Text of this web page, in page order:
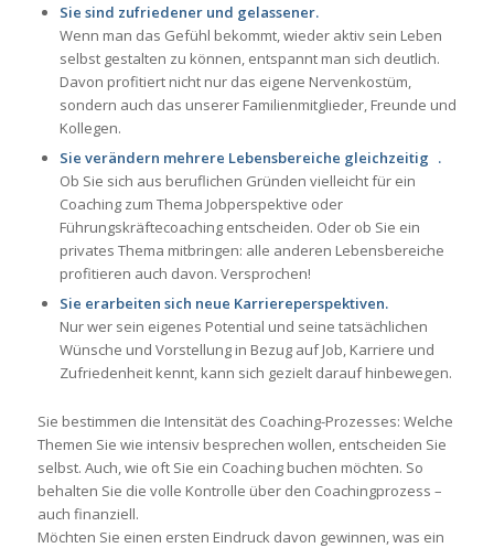
Sie sind zufriedener und gelassener.
Wenn man das Gefühl bekommt, wieder aktiv sein Leben
selbst gestalten zu können, entspannt man sich deutlich.
Davon profitiert nicht nur das eigene Nervenkostüm,
sondern auch das unserer Familienmitglieder, Freunde und
Kollegen.
Sie verändern mehrere Lebensbereiche gleichzeitig .
Ob Sie sich aus beruflichen Gründen vielleicht für ein
Coaching zum Thema Jobperspektive oder
Führungskräftecoaching entscheiden. Oder ob Sie ein
privates Thema mitbringen: alle anderen Lebensbereiche
profitieren auch davon. Versprochen!
Sie erarbeiten sich neue Karriereperspektiven.
Nur wer sein eigenes Potential und seine tatsächlichen
Wünsche und Vorstellung in Bezug auf Job, Karriere und
Zufriedenheit kennt, kann sich gezielt darauf hinbewegen.
Sie bestimmen die Intensität des Coaching-Prozesses: Welche
Themen Sie wie intensiv besprechen wollen, entscheiden Sie
selbst. Auch, wie oft Sie ein Coaching buchen möchten. So
behalten Sie die volle Kontrolle über den Coachingprozess –
auch finanziell.
Möchten Sie einen ersten Eindruck davon gewinnen, was ein